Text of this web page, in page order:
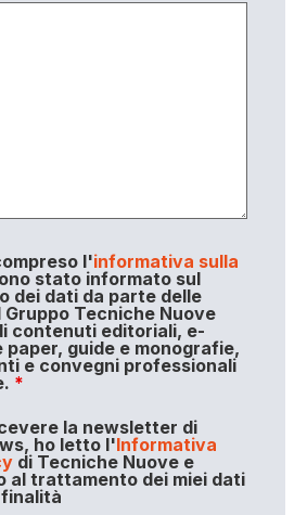
l'informativa sulla
stato informato sul
dei dati da parte delle
Gruppo Tecniche Nuove
contenuti editoriali, e-
paper, guide e monografie,
e convegni professionali
*
la newsletter di
ho letto l'Informativa
di Tecniche Nuove e
al trattamento dei miei dati